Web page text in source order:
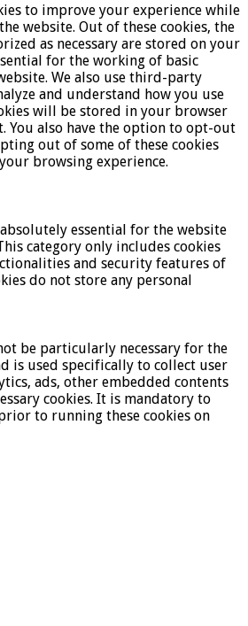
to improve your experience while
website. Out of these cookies, the
as necessary are stored on your
for the working of basic
We also use third-party
and understand how you use
will be stored in your browser
You also have the option to opt-out
out of some of these cookies
browsing experience.
absolutely essential for the website
category only includes cookies
and security features of
do not store any personal
be particularly necessary for the
is used specifically to collect user
ads, other embedded contents
cookies. It is mandatory to
to running these cookies on